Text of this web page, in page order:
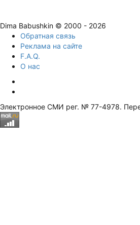
Dima Babushkin © 2000 - 2026
Обратная связь
Реклама на сайте
F.A.Q.
О нас
Электронное СМИ рег. № 77-4978.